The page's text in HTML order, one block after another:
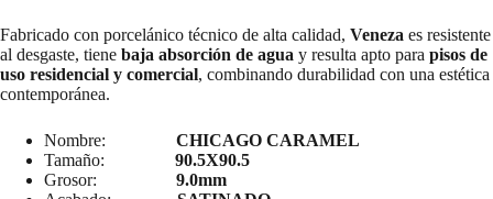
Fabricado con porcelánico técnico de alta calidad, Veneza es resistente
al desgaste, tiene baja absorción de agua y resulta apto para pisos de
uso residencial y comercial, combinando durabilidad con una estética
contemporánea.
Nombre: CHICAGO CARAMEL
Tamaño: 90.5X90.5
Grosor: 9.0mm